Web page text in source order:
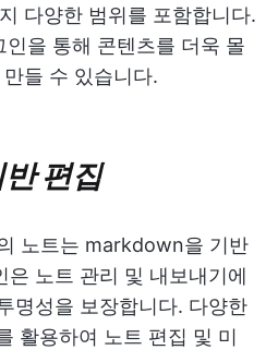
다양한 범위를 포함합니다.
을 통해 콘텐츠를 더욱 몰
들 수 있습니다.
편집
노트는 markdown을 기반
은 노트 관리 및 내보내기에
명성을 보장합니다. 다양한
활용하여 노트 편집 및 미